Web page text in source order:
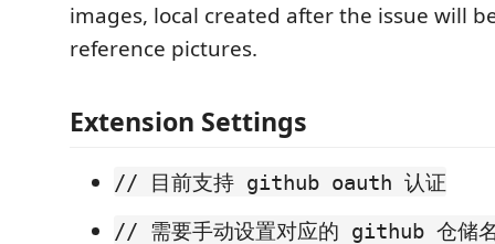
images, local created after the issue will
reference pictures.
Extension Settings
// 目前支持 github oauth 认证
// 需要手动设置对应的 github 仓储